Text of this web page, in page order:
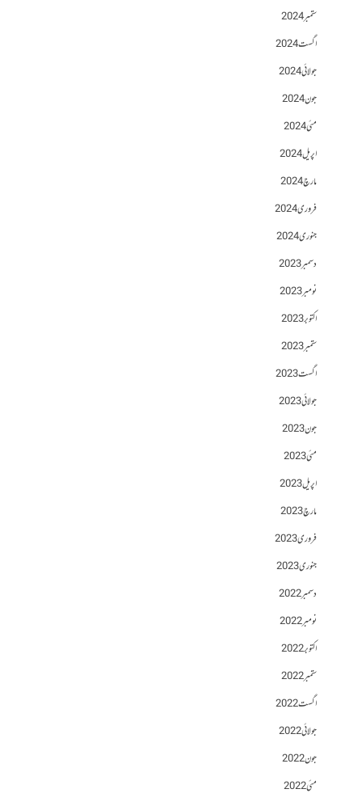
ستمبر 2024
اگست 2024
جولائی 2024
جون 2024
مئی 2024
اپریل 2024
مارچ 2024
فروری 2024
جنوری 2024
دسمبر 2023
نومبر 2023
اکتوبر 2023
ستمبر 2023
اگست 2023
جولائی 2023
جون 2023
مئی 2023
اپریل 2023
مارچ 2023
فروری 2023
جنوری 2023
دسمبر 2022
نومبر 2022
اکتوبر 2022
ستمبر 2022
اگست 2022
جولائی 2022
جون 2022
مئی 2022